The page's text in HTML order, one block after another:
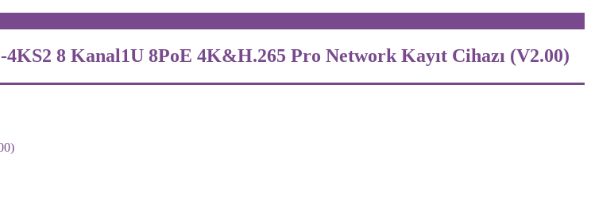
8 Kanal1U 8PoE 4K&H.265 Pro Network Kayıt Cihazı (V2.00)